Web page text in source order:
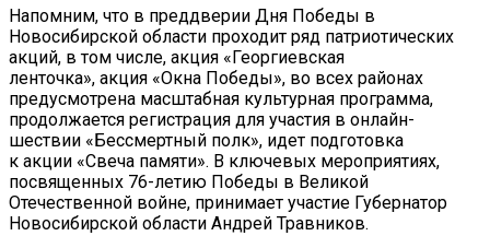
Напомним, что в преддверии Дня Победы в
Новосибирской области проходит ряд патриотических
акций, в том числе, акция «Георгиевская
ленточка», акция «Окна Победы», во всех районах
предусмотрена масштабная культурная программа,
продолжается регистрация для участия в онлайн-
шествии «Бессмертный полк», идет подготовка
к акции «Свеча памяти». В ключевых мероприятиях,
посвященных 76-летию Победы в Великой
Отечественной войне, принимает участие Губернатор
Новосибирской области Андрей Травников.